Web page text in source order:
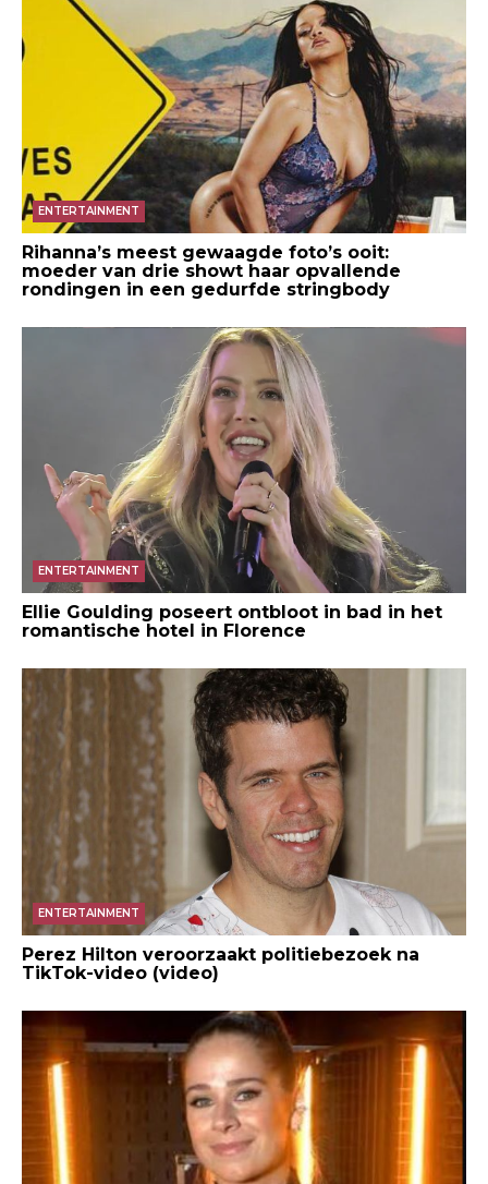
ENTERTAINMENT
Rihanna’s meest gewaagde foto’s ooit:
moeder van drie showt haar opvallende
rondingen in een gedurfde stringbody
ENTERTAINMENT
Ellie Goulding poseert ontbloot in bad in het
romantische hotel in Florence
ENTERTAINMENT
Perez Hilton veroorzaakt politiebezoek na
TikTok-video (video)